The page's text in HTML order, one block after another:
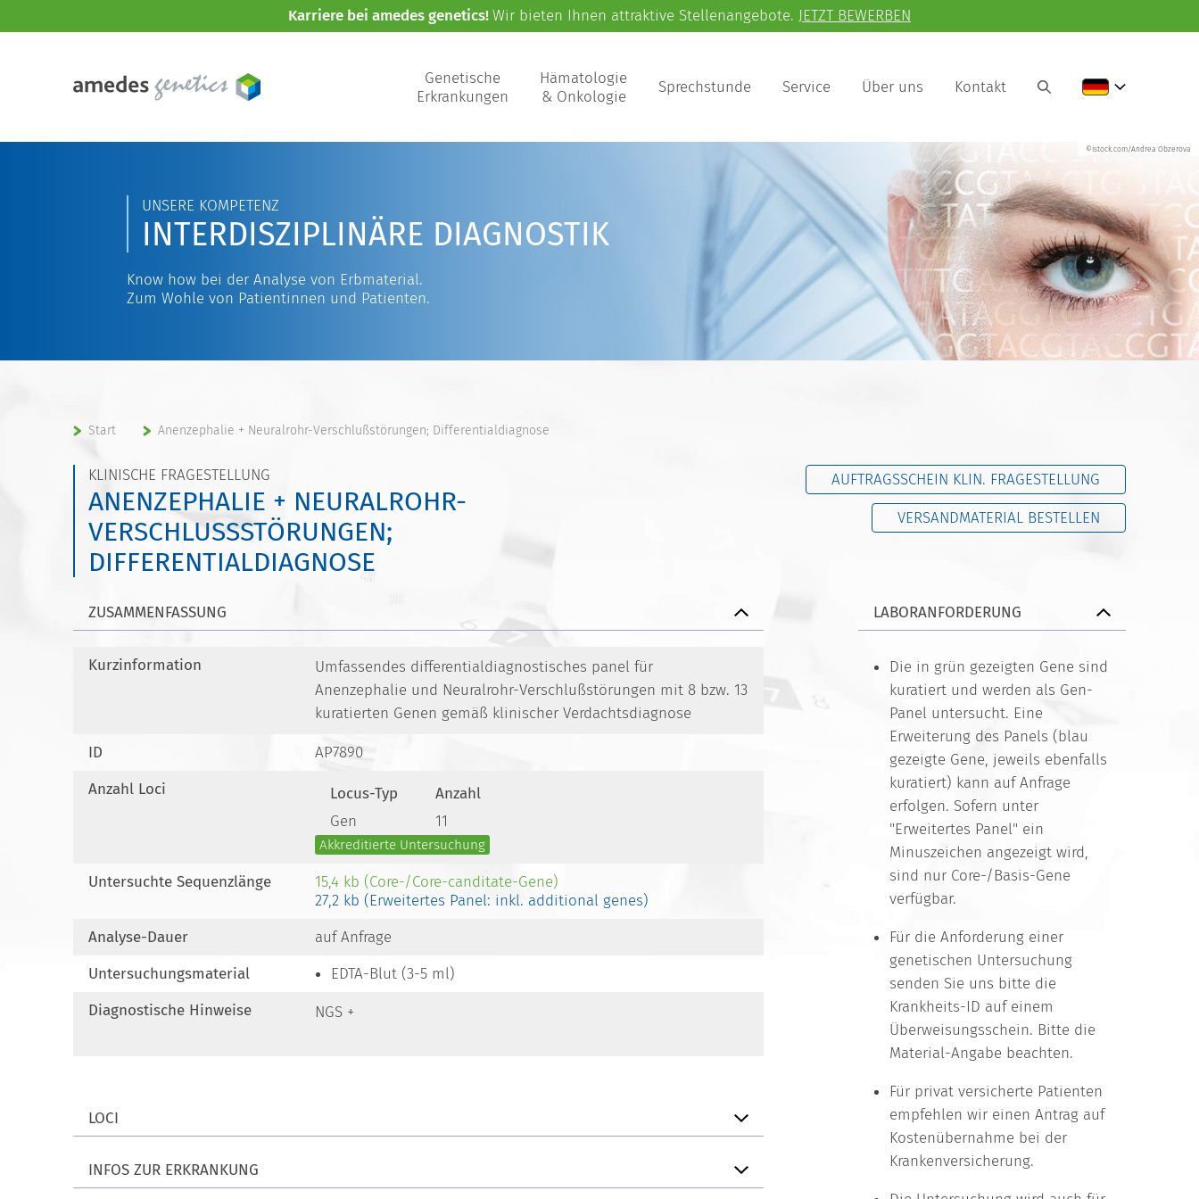
Karriere bei amedes genetics!Wir bieten Ihnen attraktive Stellenangebote. JETZT BEWERBEN
Genetische
Erkrankungen
Hämatologie
& Onkologie
Sprechstunde Service Über uns Kontakt
©istock.com/Andrea Obzerova
UNSERE KOMPETENZ
INTERDISZIPLINÄRE DIAGNOSTIK
Know how bei der Analyse von Erbmaterial.
Zum Wohle von Patientinnen und Patienten.
Start Anenzephalie + Neuralrohr-Verschlußstörungen; Differentialdiagnose
KLINISCHE FRAGESTELLUNG
ANENZEPHALIE + NEURALROHR-
VERSCHLUSSSTÖRUNGEN; D
IFFERENTIALDIAGNOSE
AUFTRAGSSCHEIN KLIN. FRAGESTELLUNG
VERSANDMATERIAL BESTELLEN
ZUSAMMENFASSUNG
Kurzinformation
Umfassendes differentialdiagnostisches panel für
Anenzephalie und Neuralrohr-Verschlußstörungen mit 8 bzw. 13
kuratierten Genen gemäß klinischer Verdachtsdiagnose
ID
AP7890
Anzahl Loci
Locus-Typ
Anzahl
Gen
11
Akkreditierte Untersuchung
Untersuchte Sequenzlänge
15,4 kb (Core-/Core-canditate-Gene)
27,2 kb (Erweitertes Panel: inkl. additional genes)
Analyse-Dauer
auf Anfrage
Untersuchungsmaterial
EDTA-Blut (3-5 ml)
Diagnostische Hinweise
NGS +
LOCI
INFOS ZUR ERKRANKUNG
LABORANFORDERUNG
Die in grün gezeigten Gene sind
kuratiert und werden als Gen-
Panel untersucht. Eine
Erweiterung des Panels (blau
gezeigte Gene, jeweils ebenfalls
kuratiert) kann auf Anfrage
erfolgen. Sofern unter
"Erweitertes Panel" ein
Minuszeichen angezeigt wird,
sind nur Core-/Basis-Gene
verfügbar.
Für die Anforderung einer
genetischen Untersuchung
senden Sie uns bitte die
Krankheits-ID auf einem
Überweisungsschein. Bitte die
Material-Angabe beachten.
Für privat versicherte Patienten
empfehlen wir einen Antrag auf
Kostenübernahme bei der
Krankenversicherung.